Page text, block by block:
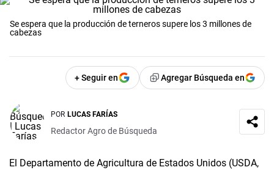
Se espera que la producción de terneros supere los 3 millones de
cabezas
+ Seguir en Agregar Búsqueda en
POR LUCAS FARÍAS
Redactor Agro de Búsqueda
El Departamento de Agricultura de Estados Unidos (USDA,